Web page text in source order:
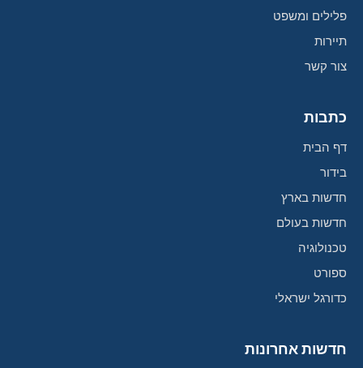
פלילים ומשפט
תיירות
צור קשר
כתבות
דף הבית
בידור
חדשות בארץ
חדשות בעולם
טכנולוגיה
ספורט
כדורגל ישראלי
חדשות אחרונות